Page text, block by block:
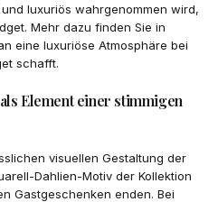
luxuriös wahrgenommen wird,
Mehr dazu finden Sie in
eine luxuriöse Atmosphäre bei
schafft.
Element einer stimmigen
visuellen Gestaltung der
Dahlien-Motiv der Kollektion
Gastgeschenken enden. Bei